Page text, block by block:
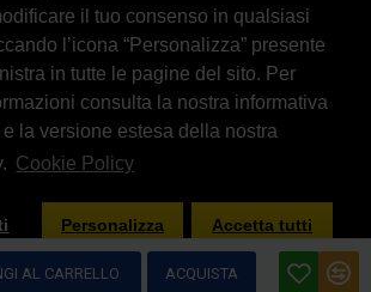
il tuo consenso in qualsiasi
l’icona “Personalizza” presente
in tutte le pagine del sito. Per
consulta la nostra informativa
la versione estesa della nostra
Cookie Policy
Personalizza Accetta tutti
AL CARRELLO ACQUISTA
All rights reserved - Powered by: GFD AUDIO SAS -